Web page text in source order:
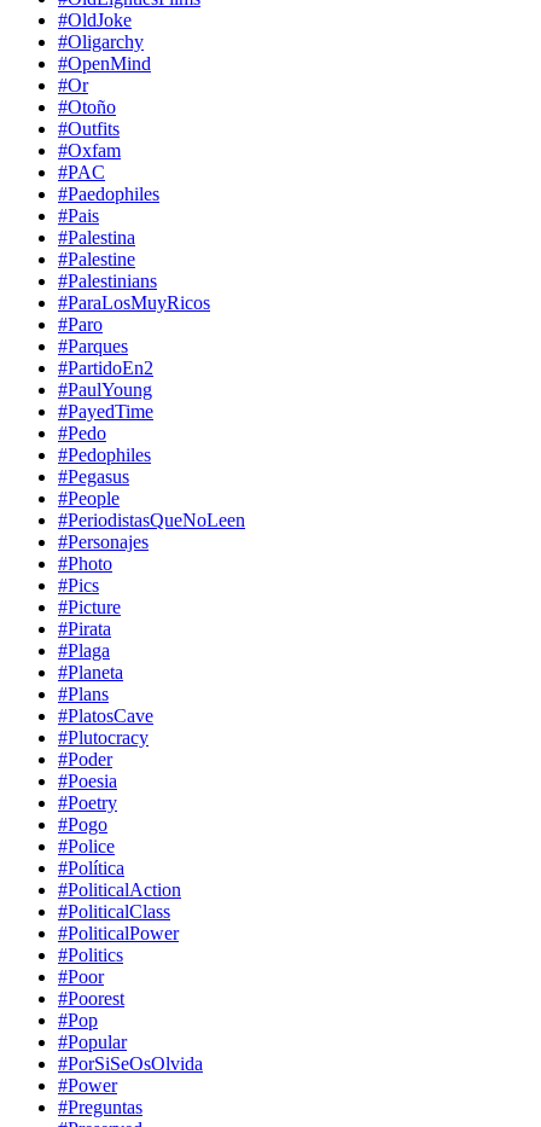
#OldJoke
#Oligarchy
#OpenMind
#Or
#Otoño
#Outfits
#Oxfam
#PAC
#Paedophiles
#Pais
#Palestina
#Palestine
#Palestinians
#ParaLosMuyRicos
#Paro
#Parques
#PartidoEn2
#PaulYoung
#PayedTime
#Pedo
#Pedophiles
#Pegasus
#People
#PeriodistasQueNoLeen
#Personajes
#Photo
#Pics
#Picture
#Pirata
#Plaga
#Planeta
#Plans
#PlatosCave
#Plutocracy
#Poder
#Poesia
#Poetry
#Pogo
#Police
#Política
#PoliticalAction
#PoliticalClass
#PoliticalPower
#Politics
#Poor
#Poorest
#Pop
#Popular
#PorSiSeOsOlvida
#Power
#Preguntas